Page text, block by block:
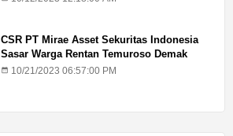
CSR PT Mirae Asset Sekuritas Indonesia
Sasar Warga Rentan Temuroso Demak
10/21/2023 06:57:00 PM